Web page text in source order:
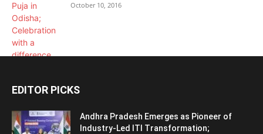
October 10, 2016
EDITOR PICKS
Andhra Pradesh Emerges as Pioneer of
Industry-Led ITI Transformation;